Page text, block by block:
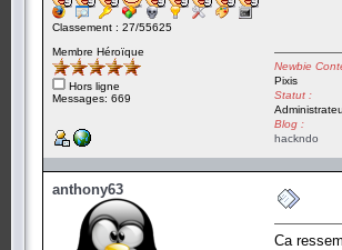
Classement : 27/55625
Membre Héroïque
Hors ligne
Messages: 669
Newbie
Pixis
Statut :
Blog :
hackndo
anthony63
Ca